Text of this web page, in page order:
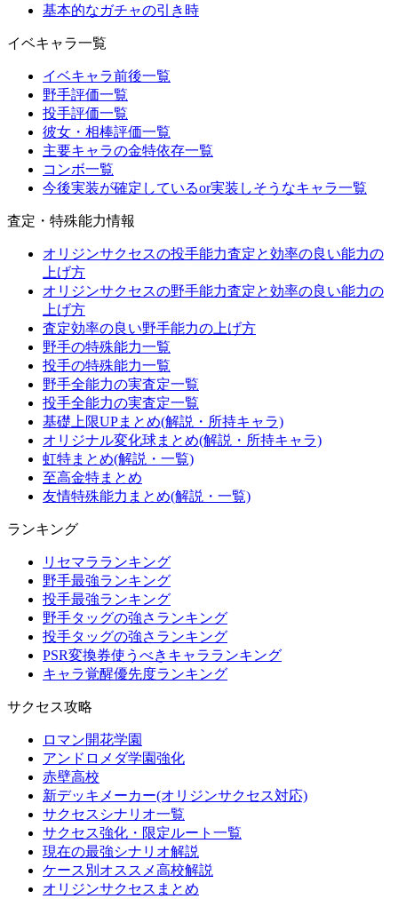
基本的なガチャの引き時
イベキャラ一覧
イベキャラ前後一覧
野手評価一覧
投手評価一覧
彼女・相棒評価一覧
主要キャラの金特依存一覧
コンボ一覧
今後実装が確定しているor実装しそうなキャラ一覧
査定・特殊能力情報
オリジンサクセスの投手能力査定と効率の良い能力の
上げ方
オリジンサクセスの野手能力査定と効率の良い能力の
上げ方
査定効率の良い野手能力の上げ方
野手の特殊能力一覧
投手の特殊能力一覧
野手全能力の実査定一覧
投手全能力の実査定一覧
基礎上限UPまとめ(解説・所持キャラ)
オリジナル変化球まとめ(解説・所持キャラ)
虹特まとめ(解説・一覧)
至高金特まとめ
友情特殊能力まとめ(解説・一覧)
ランキング
リセマラランキング
野手最強ランキング
投手最強ランキング
野手タッグの強さランキング
投手タッグの強さランキング
PSR変換券使うべきキャラランキング
キャラ覚醒優先度ランキング
サクセス攻略
ロマン開花学園
アンドロメダ学園強化
赤壁高校
新デッキメーカー(オリジンサクセス対応)
サクセスシナリオ一覧
サクセス強化・限定ルート一覧
現在の最強シナリオ解説
ケース別オススメ高校解説
オリジンサクセスまとめ